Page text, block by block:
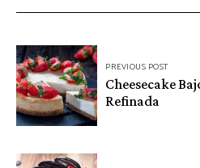
Navegación
de
entradas
PREVIOUS POST
Cheesecake
Refinada